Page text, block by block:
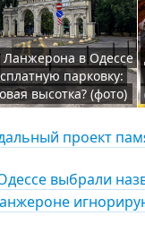
Ланжерона в Одессе
парковку:
высотка? (фото)
проект
выбрали